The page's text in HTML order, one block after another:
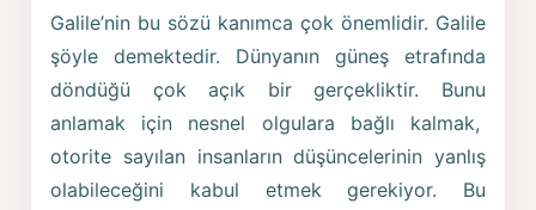
Galile’nin bu sözü kanımca çok önemlidir. Galile
şöyle demektedir. Dünyanın güneş etrafında
döndüğü çok açık bir gerçekliktir. Bunu
anlamak için nesnel olgulara bağlı kalmak,
otorite sayılan insanların düşüncelerinin yanlış
olabileceğini kabul etmek gerekiyor. Bu